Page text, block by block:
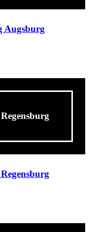
Augsburg